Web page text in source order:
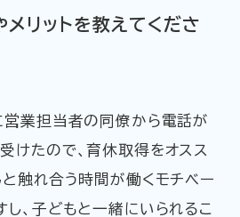
リットを教えてくださ
営業担当者の同僚から電話が
けたので、育休取得をオスス
と触れ合う時間が働くモチベー
し、子どもと一緒にいられるこ